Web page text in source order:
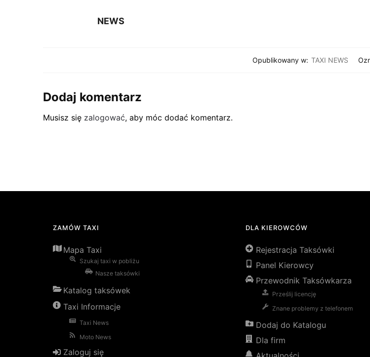
NEWS
Opublikowany w: TAXI NEWS
Dodaj komentarz
Musisz się zalogować, aby móc dodać komentarz.
ZAMÓW TAXI
Mapa Taxi
Szukaj taxi w pobliżu
Nasze taksówki
Katalog taksówek
Taxi Informacje
Taxi News
Moto News
Zaloguj się
DLA KIEROWCÓW
Rejestracja Taksówki
Panel Kierowcy
Przewodnik Taksówkarza
Prześlij licencję
Znane problemy z telefonem
Dodaj do Katalogu
Dla firm